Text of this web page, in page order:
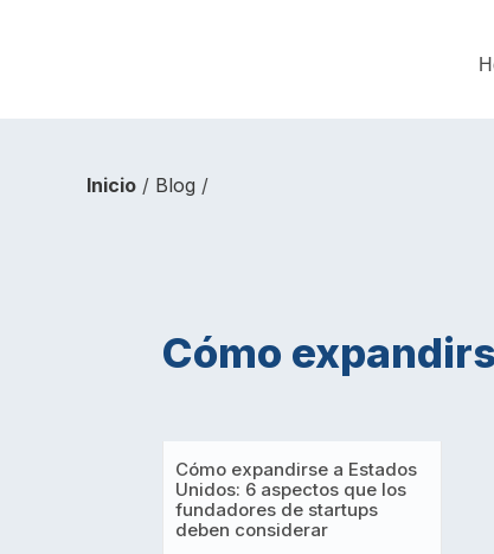
Inicio/ Blog /
Cómo
Cómo expandirse a Estados
Unidos: 6 aspectos que los
fundadores de startups
deben considerar